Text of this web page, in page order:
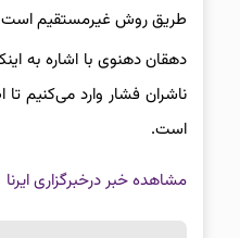
طریق روش غیرمستقیم است
دهقان دهنوی با اشاره به
ناشران فشار وارد می‌کنیم
است.
مشاهده خبر درخبرگزاری ایرنا